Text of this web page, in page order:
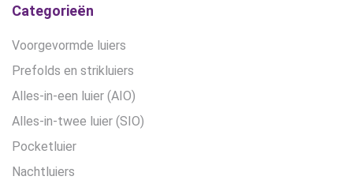
Categorieën
Voorgevormde luiers
Prefolds en strikluiers
Alles-in-een luier (AIO)
Alles-in-twee luier (SIO)
Pocketluier
Nachtluiers